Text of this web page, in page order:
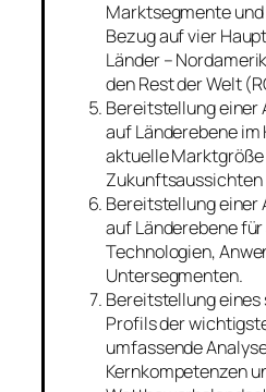
Marktsegmente
Bezug auf vier
Länder –
den Rest der Welt
Bereitstellung einer
auf Länderebene
aktuelle Marktgröße
Zukunftsaussichten
Bereitstellung einer
auf Länderebene
Technologien,
Untersegmenten.
Bereitstellung
Profils der
umfassende
Kernkompetenzen